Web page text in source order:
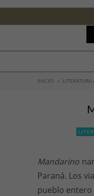
INICIO »
Mandarino
Paraná. Los
pueblo entero